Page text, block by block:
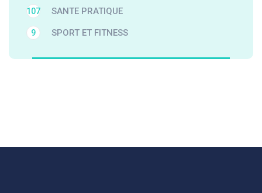
SANTE PRATIQUE
107
SPORT ET FITNESS
9